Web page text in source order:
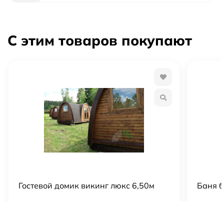
С этим товаров покупают
Гостевой домик викинг люкс 6,50м Баня